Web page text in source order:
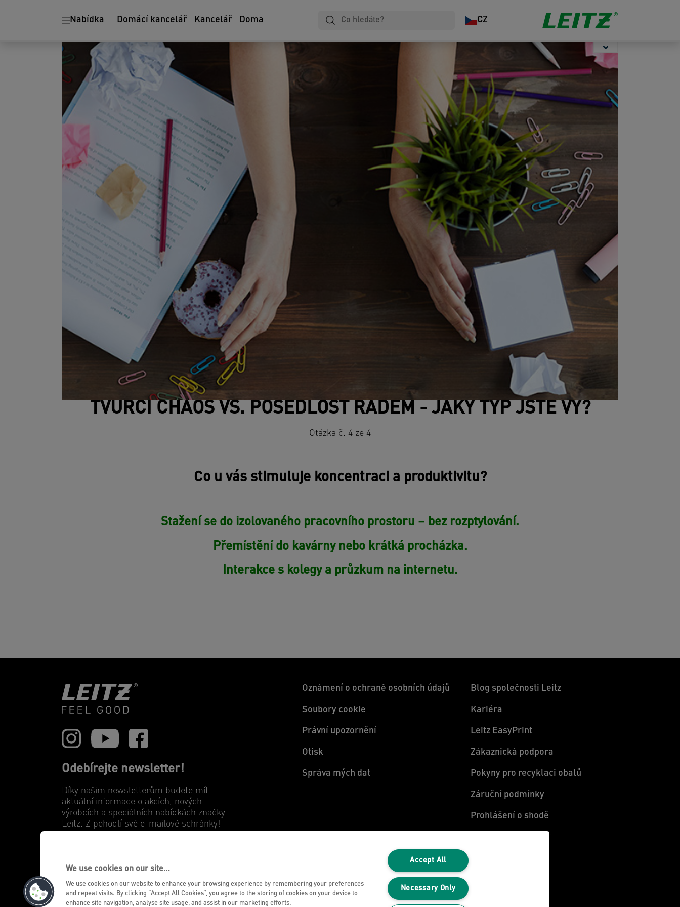
Nabídka Domácí kancelář Kancelář Doma CZ
papíru
Sešívání &
Děrování
TVŮRČÍ CHAOS VS. POSEDLOST ŘÁDEM - JAKÝ TYP JSTE VY?
Otázka č. 4 ze 4
Co u vás stimuluje koncentraci a produktivitu?
Stažení se do izolovaného pracovního prostoru – bez rozptylování.
Přemístění do kavárny nebo krátká procházka.
Interakce s kolegy a průzkum na internetu.
Odebírejte newsletter!
Díky našim newsletterům budete mít
aktuální informace o akcích, nových
výrobcích a speciálních nabídkách značky
Leitz. Z pohodlí své e-mailové schránky!
Oznámení o ochraně osobních údajů
Soubory cookie
Právní upozornění
Otisk
Správa mých dat
Blog společnosti Leitz
Kariéra
Leitz EasyPrint
Zákaznická podpora
Pokyny pro recyklaci obalů
Záruční podmínky
Prohlášení o shodě
©2026 ACCO Brands
We use cookies on our site…
We use cookies on our website to enhance your browsing experience by remembering your preferences
and repeat visits. By clicking “Accept All Cookies”, you agree to the storing of cookies on your device to
enhance site navigation, analyse site usage, and assist in our marketing efforts.
Accept All
Necessary Only